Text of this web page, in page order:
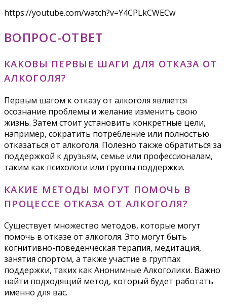
https://youtube.com/watch?v=Y4CPLkCWECw
ВОПРОС-ОТВЕТ
КАКОВЫ ПЕРВЫЕ ШАГИ ДЛЯ ОТКАЗА ОТ
АЛКОГОЛЯ?
Первым шагом к отказу от алкоголя является
осознание проблемы и желание изменить свою
жизнь. Затем стоит установить конкретные цели,
например, сократить потребление или полностью
отказаться от алкоголя. Полезно также обратиться за
поддержкой к друзьям, семье или профессионалам,
таким как психологи или группы поддержки.
КАКИЕ МЕТОДЫ МОГУТ ПОМОЧЬ В
ПРОЦЕССЕ ОТКАЗА ОТ АЛКОГОЛЯ?
Существует множество методов, которые могут
помочь в отказе от алкоголя. Это могут быть
когнитивно-поведенческая терапия, медитация,
занятия спортом, а также участие в группах
поддержки, таких как Анонимные Алкоголики. Важно
найти подходящий метод, который будет работать
именно для вас.